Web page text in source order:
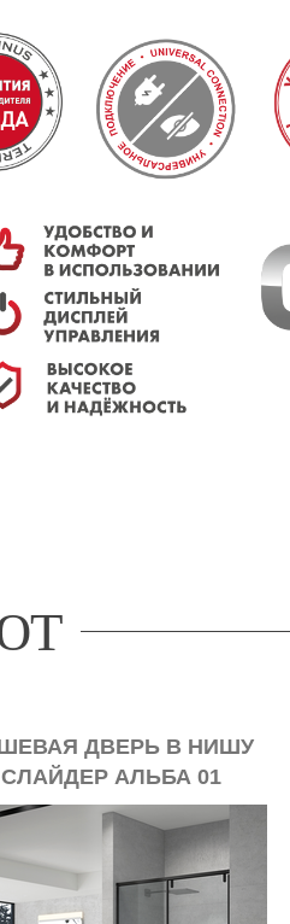
ДВЕРЬ В НИШУ
СЛАЙДЕР АЛЬБА 01
1400Х2200 ЧЁРНЫЙ